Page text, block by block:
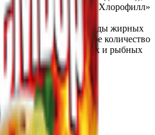
краситель «Биокол Хлорофилл»
(медные комплексы
(моно- и диглицериды жирных
незначительное количество
ракообразных и рыбных
100г
:58Калории 430